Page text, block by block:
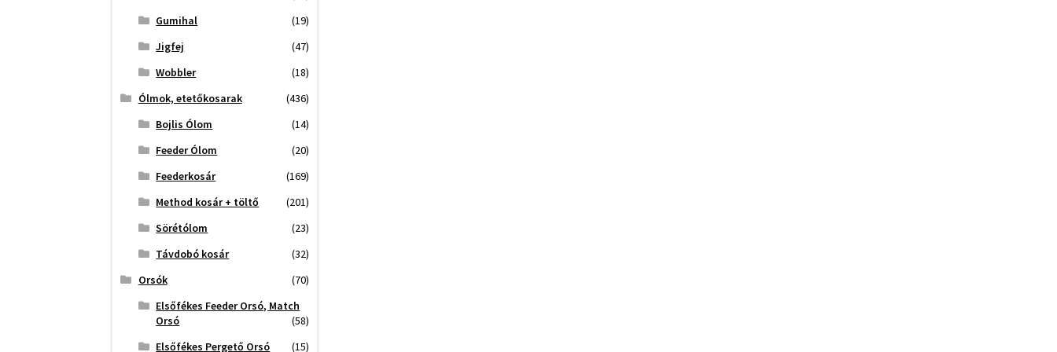
Gumihal
(19)
Jigfej
(47)
Wobbler
(18)
Ólmok, etetőkosarak
(436)
Bojlis Ólom
(14)
Feeder Ólom
(20)
Feederkosár
(169)
Method kosár + töltő
(201)
Sörétólom
(23)
Távdobó kosár
(32)
Orsók
(70)
Elsőfékes Feeder Orsó, Match
Orsó
(58)
Elsőfékes Pergető Orsó
(15)